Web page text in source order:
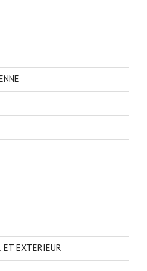
ET EXTERIEUR